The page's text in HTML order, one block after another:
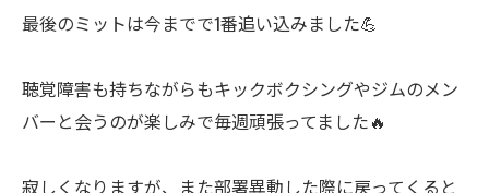
最後のミットは今までで1番追い込みました💪
聴覚障害も持ちながらもキックボクシングやジムのメン
バーと会うのが楽しみで毎週頑張ってました🔥
寂しくなりますが、また部署異動した際に戻ってくると